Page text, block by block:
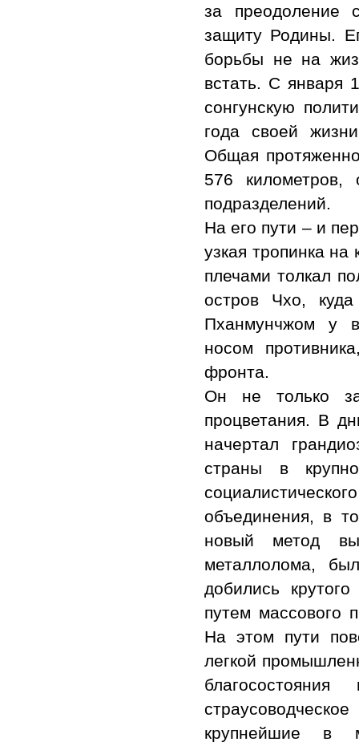
за преодоление
защиту Родины.
борьбы не на
встать. С января
сонгунскую
года своей
Общая
576
подразделений.
На его пути – и
узкая тропинка
плечами толкал
остров Чхо,
Пханмунчжом у
носом
фронта.
Он не только
процветания. В
начертал
страны в
объединения, в
новый метод
металлолома,
добились
путем массового
На этом пути
легкой
крупнейшие в